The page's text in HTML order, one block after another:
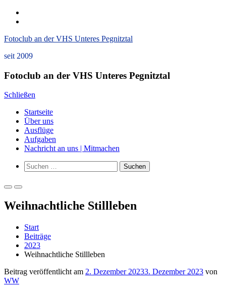
Zum
Inhalt
Impressum
Fotoclub an der VHS Unteres Pegnitztal
seit 2009
Fotoclub an der VHS Unteres Pegnitztal
Schließen
Startseite
Über uns
Ausflüge
Aufgaben
Nachricht an uns | Mitmachen
Such-
Formular
Suchen
nach:
Primäres
für
Primäres
für
Weihnachtliche Stillleben
Start
Beiträge
2023
Weihnachtliche Stillleben
Beitrag veröffentlicht am 2. Dezember 20233. Dezember 2023 von
WW